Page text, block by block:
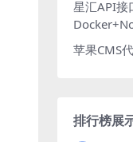
星汇API接
苹果CMS
排行榜展